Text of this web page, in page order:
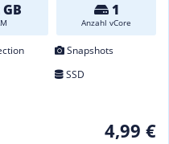
GB 1
Anzahl vCore
Snapshots
SSD
4,99 €